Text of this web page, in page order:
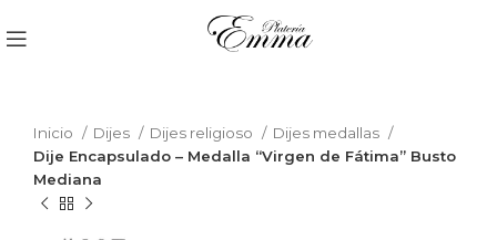
Inicio Dijes Dijes religioso
Dijes medallas
Dije Encapsulado – Medalla “Virgen de Fátima” Busto
Mediana